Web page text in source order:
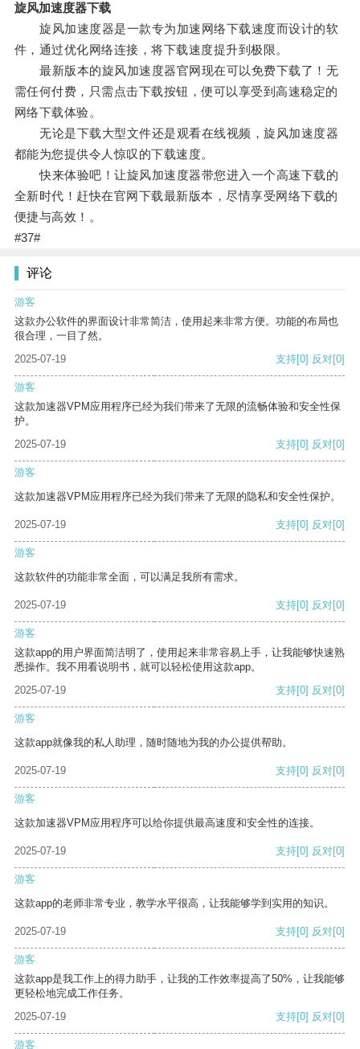
旋风加速度器下载
旋风加速度器是一款专为加速网络下载速度而设计的软
件，通过优化网络连接，将下载速度提升到极限。
最新版本的旋风加速度器官网现在可以免费下载了！无
需任何付费，只需点击下载按钮，便可以享受到高速稳定的
网络下载体验。
无论是下载大型文件还是观看在线视频，旋风加速度器
都能为您提供令人惊叹的下载速度。
快来体验吧！让旋风加速度器带您进入一个高速下载的
全新时代！赶快在官网下载最新版本，尽情享受网络下载的
便捷与高效！。
#37#
评论
游客
这款办公软件的界面设计非常简洁，使用起来非常方便。功能的布局也
很合理，一目了然。
2025-07-19
支持[0] 反对[0]
游客
这款加速器VPM应用程序已经为我们带来了无限的流畅体验和安全性保
护。
2025-07-19
支持[0] 反对[0]
游客
这款加速器VPM应用程序已经为我们带来了无限的隐私和安全性保护。
2025-07-19 支持[0] 反对[0]
游客
这款软件的功能非常全面，可以满足我所有需求。
2025-07-19 支持[0] 反对[0]
游客
这款app的用户界面简洁明了，使用起来非常容易上手，让我能够快速熟
悉操作。我不用看说明书，就可以轻松使用这款app。
2025-07-19
支持[0] 反对[0]
游客
这款app就像我的私人助理，随时随地为我的办公提供帮助。
2025-07-19 支持[0] 反对[0]
游客
这款加速器VPM应用程序可以给你提供最高速度和安全性的连接。
2025-07-19 支持[0] 反对[0]
游客
这款app的老师非常专业，教学水平很高，让我能够学到实用的知识。
2025-07-19 支持[0] 反对[0]
游客
这款app是我工作上的得力助手，让我的工作效率提高了50%，让我能够
更轻松地完成工作任务。
2025-07-19
支持[0] 反对[0]
游客